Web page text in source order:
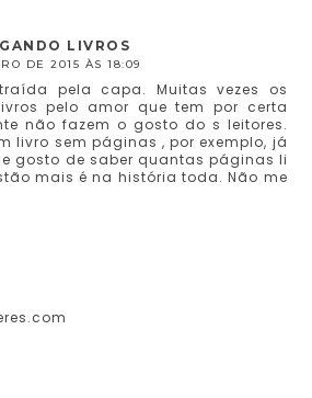
LIVROS
DE 2015 ÀS 18:09
pela capa. Muitas vezes os
pelo amor que tem por certa
não fazem o gosto do s leitores.
livro sem páginas , por exemplo, já
gosto de saber quantas páginas li
mais é na história toda. Não me